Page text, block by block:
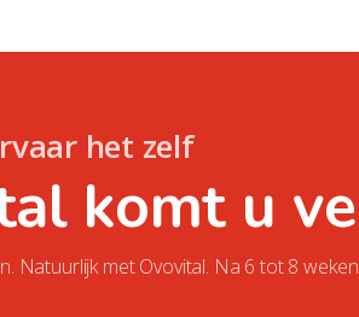
het zelf
komt u
Natuurlijk met Ovovital. Na 6 tot 8